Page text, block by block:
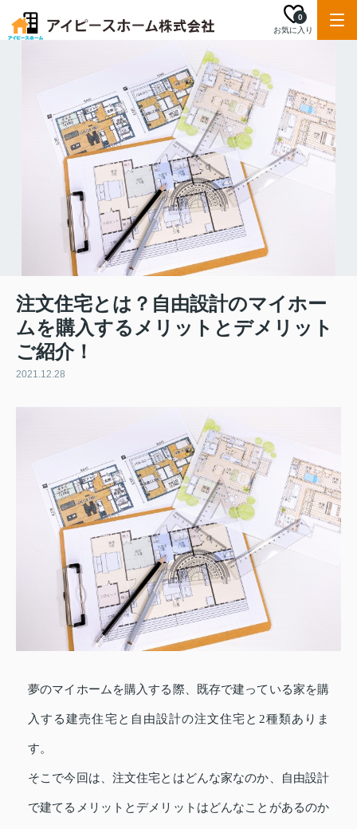
お気に入り
0
注文住宅とは？自由設計のマイホー
ムを購入するメリットとデメリット
ご紹介！
2021.12.28
夢のマイホームを購入する際、既存で建っている家を購
入する建売住宅と自由設計の注文住宅と2種類ありま
す。
そこで今回は、注文住宅とはどんな家なのか、自由設計
で建てるメリットとデメリットはどんなことがあるのか